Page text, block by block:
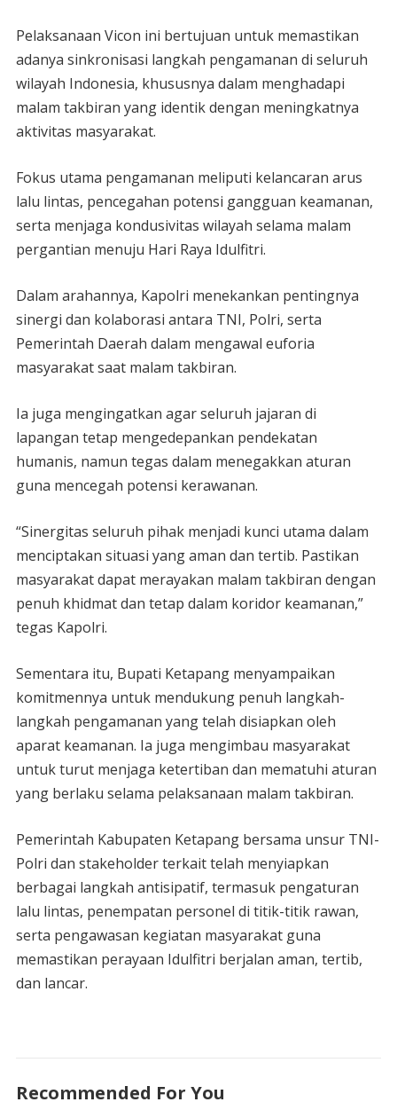
Pelaksanaan Vicon ini bertujuan untuk memastikan
adanya sinkronisasi langkah pengamanan di seluruh
wilayah Indonesia, khususnya dalam menghadapi
malam takbiran yang identik dengan meningkatnya
aktivitas masyarakat.
Fokus utama pengamanan meliputi kelancaran arus
lalu lintas, pencegahan potensi gangguan keamanan,
serta menjaga kondusivitas wilayah selama malam
pergantian menuju Hari Raya Idulfitri.
Dalam arahannya, Kapolri menekankan pentingnya
sinergi dan kolaborasi antara TNI, Polri, serta
Pemerintah Daerah dalam mengawal euforia
masyarakat saat malam takbiran.
Ia juga mengingatkan agar seluruh jajaran di
lapangan tetap mengedepankan pendekatan
humanis, namun tegas dalam menegakkan aturan
guna mencegah potensi kerawanan.
“Sinergitas seluruh pihak menjadi kunci utama dalam
menciptakan situasi yang aman dan tertib. Pastikan
masyarakat dapat merayakan malam takbiran dengan
penuh khidmat dan tetap dalam koridor keamanan,”
tegas Kapolri.
Sementara itu, Bupati Ketapang menyampaikan
komitmennya untuk mendukung penuh langkah-
langkah pengamanan yang telah disiapkan oleh
aparat keamanan. Ia juga mengimbau masyarakat
untuk turut menjaga ketertiban dan mematuhi aturan
yang berlaku selama pelaksanaan malam takbiran.
Pemerintah Kabupaten Ketapang bersama unsur TNI-
Polri dan stakeholder terkait telah menyiapkan
berbagai langkah antisipatif, termasuk pengaturan
lalu lintas, penempatan personel di titik-titik rawan,
serta pengawasan kegiatan masyarakat guna
memastikan perayaan Idulfitri berjalan aman, tertib,
dan lancar.
Recommended For You